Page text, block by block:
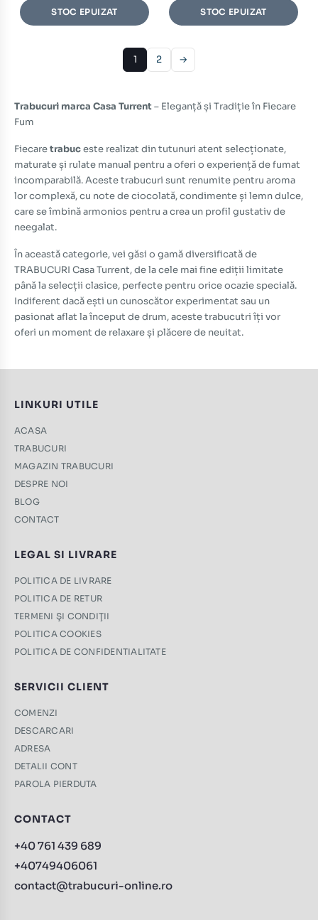
STOC EPUIZAT STOC EPUIZAT
1 2 →
Trabucuri marca Casa Turrent– Eleganță și Tradiție în Fiecare
Fum
Fiecaretrabuceste realizat din tutunuri atent selecționate,
maturate și rulate manual pentru a oferi o experiență de fumat
incomparabilă. Acestetrabucuri sunt renumite pentru aroma
lor complexă, cu note de ciocolată, condimente și lemn dulce,
care se îmbină armonios pentru a crea un profil gustativ de
neegalat.
În această categorie, vei găsi o gamă diversificată de
TRABUCURI Casa Turrent, de la cele mai fine ediții limitate
până la selecții clasice, perfecte pentru orice ocazie specială.
Indiferent dacă ești un cunoscător experimentat sau un
pasionat aflat la început de drum, aceste trabucutri îți vor
oferi un moment de relaxare și plăcere de neuitat.
LINKURI UTILE
ACASA
TRABUCURI
MAGAZIN TRABUCURI
DESPRE NOI
BLOG
CONTACT
LEGAL SI LIVRARE
POLITICA DE LIVRARE
POLITICA DE RETUR
TERMENI ŞI CONDIŢII
POLITICA COOKIES
POLITICA DE CONFIDENTIALITATE
SERVICII CLIENT
COMENZI
DESCARCARI
ADRESA
DETALII CONT
PAROLA PIERDUTA
CONTACT
+40 761 439 689
+40749406061
contact@trabucuri-online.ro